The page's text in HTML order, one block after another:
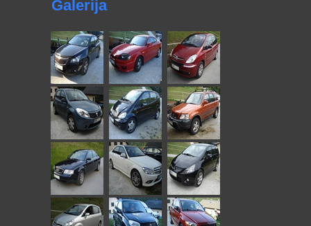
Galerija